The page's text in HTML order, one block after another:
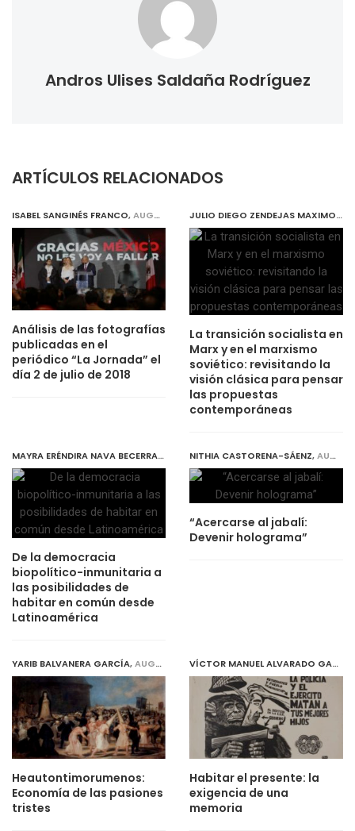
Andros Ulises Saldaña Rodríguez
ARTÍCULOS RELACIONADOS
ISABEL SANGINÉS FRANCO,AUGUST 1, 2019
Análisis de las fotografías
publicadas en el
periódico “La Jornada” el
día 2 de julio de 2018
JULIO DIEGO ZENDEJAS MAXIMO
,
La transición socialista en
Marx y en el marxismo
soviético: revisitando la
visión clásica para pensar
las propuestas
contemporáneas
MAYRA ERÉNDIRA NAVA BECERRA
,JULY 31, 2019
De la democracia
biopolítico-inmunitaria a
las posibilidades de
habitar en común desde
Latinoamérica
NITHIA CASTORENA-SÁENZ,AUGUST 1, 2019
“Acercarse al jabalí:
Devenir holograma”
YARIB BALVANERA GARCÍA,AUGUST 1, 2019
Heautontimorumenos:
Economía de las pasiones
tristes
VÍCTOR MANUEL ALVARADO GARCÍA
Habitar el presente: la
exigencia de una
memoria